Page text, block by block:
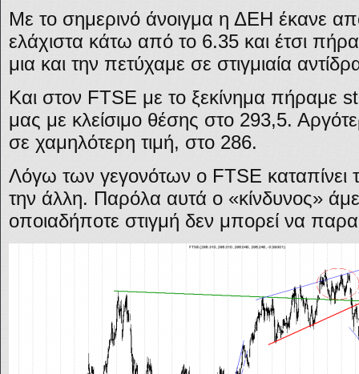
Με το σημερινό άνοιγμα η ΔΕΗ έκανε
ελάχιστα κάτω από το 6.35 και έτσι
μια και την πετύχαμε σε στιγμιαία
Και στον FTSE με το ξεκίνημα πήραμε
μας με κλείσιμο θέσης στο 293,5.
σε χαμηλότερη τιμή, στο 286.
Λόγω των γεγονότων ο FTSE καταπίνει
την άλλη. Παρόλα αυτά ο «κίνδυνος»
οποιαδήποτε στιγμή δεν μπορεί να